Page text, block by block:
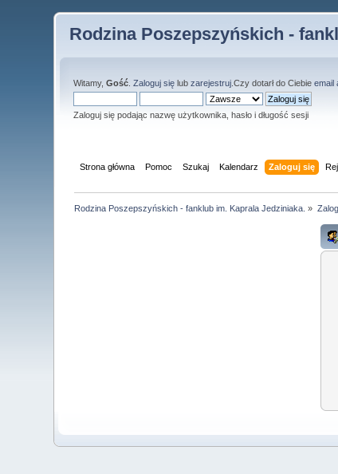
Rodzina Poszepszyńskich -
Witamy,Gość .Zaloguj się lubzarejestruj .Czy dotarł do Ciebieemail
Zaloguj się podając nazwę użytkownika, hasło i długość sesji
Strona główna Pomoc Szukaj Kalendarz Zaloguj się
Rodzina Poszepszyńskich - fanklub im. Kaprala Jedziniaka. »